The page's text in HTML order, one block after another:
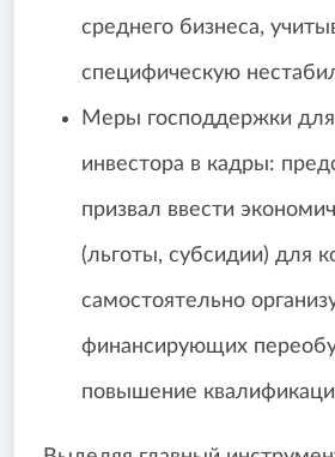
среднего бизнеса,
специфическую
Меры господдержки для
инвестора в кадры:
призвал ввести
(льготы, субсидии) для
самостоятельно
финансирующих
повышение